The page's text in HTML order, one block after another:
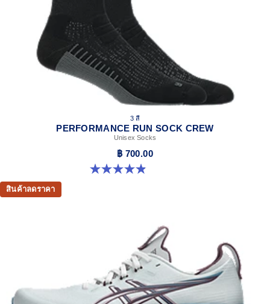
3 สี
PERFORMANCE RUN SOCK CREW
Unisex Socks
฿ 700.00
4.9 จาก 5 ดาว 60 รีวิว
สินค้าลดราคา